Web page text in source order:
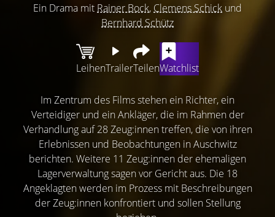
Ein Drama mit Rainer Bock, Clemens Schick und
Bernhard Schütz
LeihenTrailerTeilenWatchlist
Im Zentrum des Films stehen ein Richter, ein
Verteidiger und ein Ankläger, die im Rahmen der
Verhandlung auf 28 Zeug:innen treffen, die von ihren
Erlebnissen und Beobachtungen in Auschwitz
berichten. Weitere 11 Zeug:innen der ehemaligen
Lagerverwaltung sagen vor Gericht aus. Die 18
Angeklagten werden im Prozess mit Beschreibungen
der Zeug:innen konfrontiert und sollen Stellung